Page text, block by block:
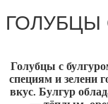
ГОЛУБЦЫ
Голубцы с
специям и зелени
вкус. Булгур